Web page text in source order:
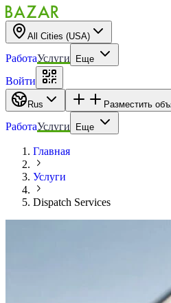
All Cities (USA)
РаботаУслуги Еще
Войти
Rus Разместить
РаботаУслуги Еще
Главная
Услуги
Dispatch Services